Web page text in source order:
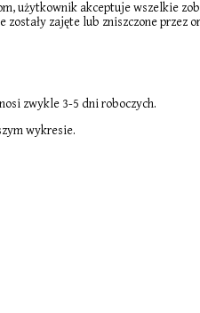
użytkownik akceptuje wszelkie
zajęte lub zniszczone przez
zwykle 3-5 dni roboczych.
wykresie.